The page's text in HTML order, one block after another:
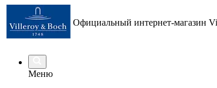
Официальный интернет-магазин
Меню